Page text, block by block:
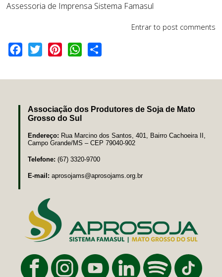
Assessoria de Imprensa Sistema Famasul
Entrar to post comments
Facebook
Twitter PinterestWhatsApp
Associação dos Produtores de Soja de Mato
Grosso do Sul
Endereço: Rua Marcino dos Santos, 401, Bairro Cachoeira II,
Campo Grande/MS – CEP 79040-902
Telefone: (67) 3320-9700
E-mail: aprosojams@aprosojams.org.br